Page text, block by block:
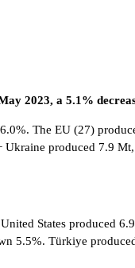
2023, a 5.1%
The EU (27)
produced 7.9
States produced
5.5%. Türkiye